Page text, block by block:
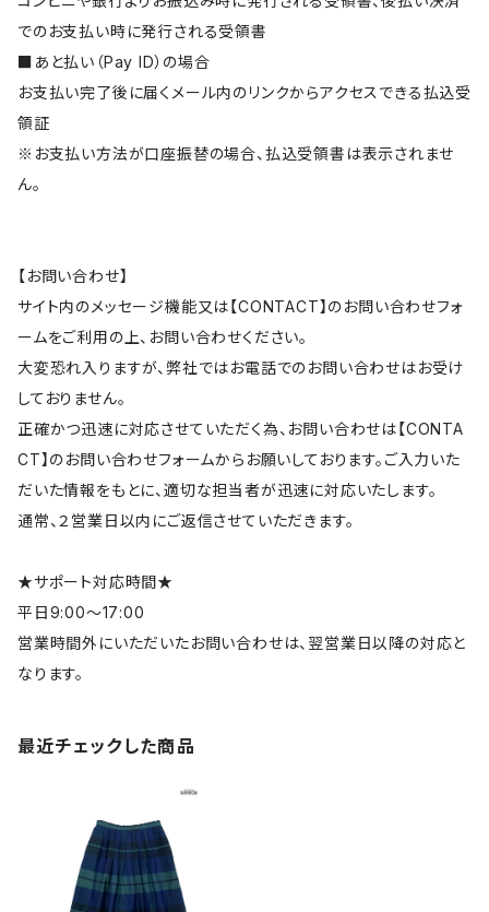
でのお支払い時に発行される受領書
■あと払い（Pay ID）の場合
お支払い完了後に届くメール内のリンクからアクセスできる払込受
領証
※お支払い方法が口座振替の場合、払込受領書は表示されませ
ん。
【お問い合わせ】
サイト内のメッセージ機能又は【CONTACT】のお問い合わせフォ
ームをご利用の上、お問い合わせください。
大変恐れ入りますが、弊社ではお電話でのお問い合わせはお受け
しておりません。
正確かつ迅速に対応させていただく為、お問い合わせは【CONTA
CT】のお問い合わせフォームからお願いしております。ご入力いた
だいた情報をもとに、適切な担当者が迅速に対応いたします。
通常、２営業日以内にご返信させていただきます。
★サポート対応時間★
平日9:00～17:00
営業時間外にいただいたお問い合わせは、翌営業日以降の対応と
なります。
最近チェックした商品